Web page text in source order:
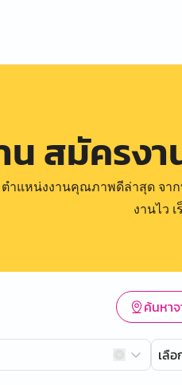
น สมัครงา
ตำแหน่งงานคุณภาพดีล่าสุด จา
งานไว
ค้นหา
เลื